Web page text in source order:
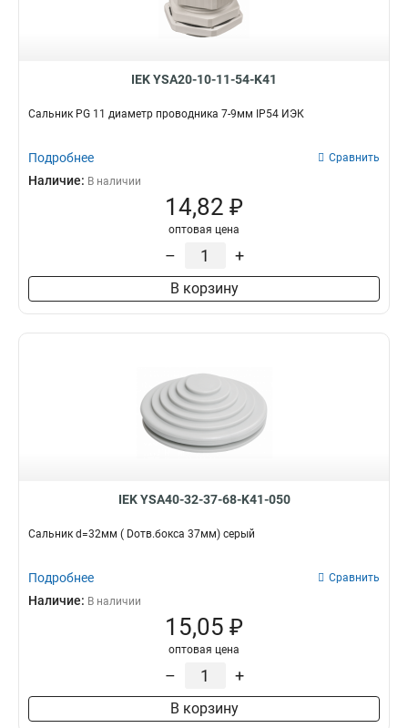
IEK YSA20-10-11-54-K41
Сальник PG 11 диаметр проводника 7-9мм IP54 ИЭК
Подробнее Сравнить
Наличие: В наличии
14,82 ₽
оптовая цена
– +
В корзину
IEK YSA40-32-37-68-K41-050
Сальник d=32мм ( Dотв.бокса 37мм) серый
Подробнее Сравнить
Наличие: В наличии
15,05 ₽
оптовая цена
– +
В корзину